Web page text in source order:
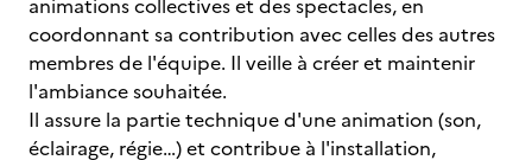
animations collectives et des spectacles, en
coordonnant sa contribution avec celles des autres
membres de l'équipe. Il veille à créer et maintenir
l'ambiance souhaitée.
Il assure la partie technique d'une animation (son,
éclairage, régie…) et contribue à l'installation,